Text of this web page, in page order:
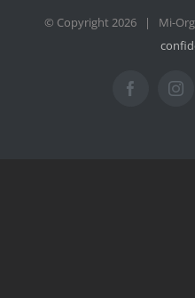
© Copyright2026 | Mi-
Facebook